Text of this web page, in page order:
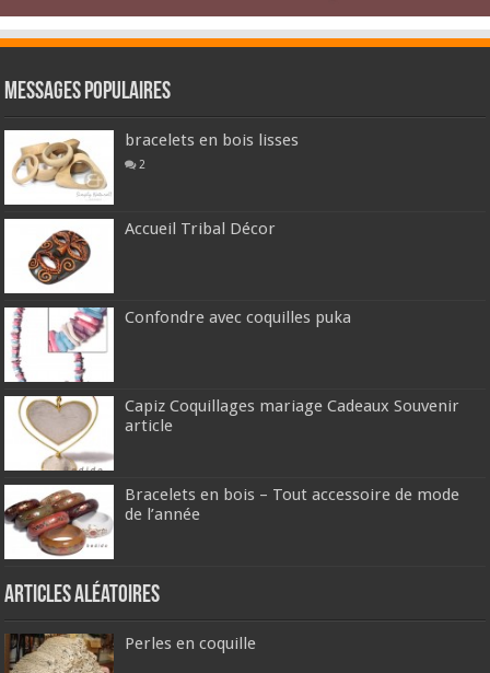
Messages populaires
bracelets en bois lisses
2
Accueil Tribal Décor
Confondre avec coquilles puka
Capiz Coquillages mariage Cadeaux Souvenir
article
Bracelets en bois – Tout accessoire de mode
de l’année
Articles aléatoires
Perles en coquille